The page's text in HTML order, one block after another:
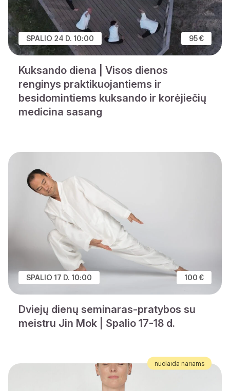
SPALIO 24 D. 10:00 95 €
Kuksando diena | Visos dienos
renginys praktikuojantiems ir
besidomintiems kuksando ir korėjiečių
medicina sasang
SPALIO 17 D. 10:00 100 €
Dviejų dienų seminaras-pratybos su
meistru Jin Mok | Spalio 17-18 d.
nuolaida nariams